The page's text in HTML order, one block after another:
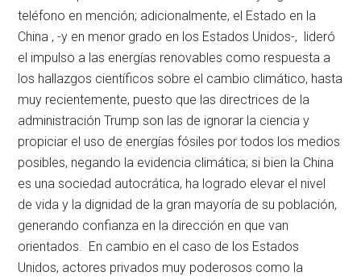
teléfono en mención; adicionalmente, el Estado en la
China , -y en menor grado en los Estados Unidos-, lideró
el impulso a las energías renovables como respuesta a
los hallazgos científicos sobre el cambio climático, hasta
muy recientemente, puesto que las directrices de la
administración Trump son las de ignorar la ciencia y
propiciar el uso de energías fósiles por todos los medios
posibles, negando la evidencia climática; si bien la China
es una sociedad autocrática, ha logrado elevar el nivel
de vida y la dignidad de la gran mayoría de su población,
generando confianza en la dirección en que van
orientados. En cambio en el caso de los Estados
Unidos, actores privados muy poderosos como la